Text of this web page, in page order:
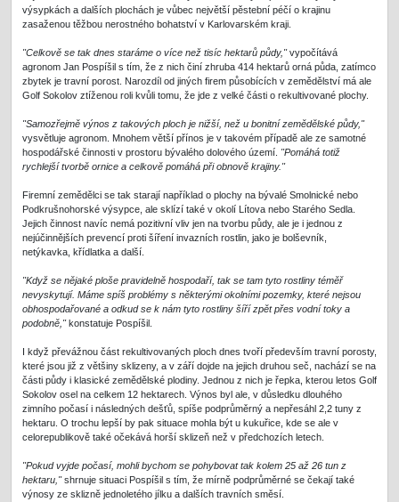
výsypkách a dalších plochách je vůbec největší pěstební péčí o krajinu
zasaženou těžbou nerostného bohatství v Karlovarském kraji.
"Celkově se tak dnes staráme o více než tisíc hektarů půdy,"vypočítává
agronom Jan Pospíšil s tím, že z nich činí zhruba 414 hektarů orná půda, zatímco
zbytek je travní porost. Narozdíl od jiných firem působících v zemědělství má ale
Golf Sokolov ztíženou roli kvůli tomu, že jde z velké části o rekultivované plochy.
"Samozřejmě výnos z takových ploch je nižší, než u bonitní zemědělské půdy,"
vysvětluje agronom. Mnohem větší přínos je v takovém případě ale ze samotné
hospodářské činnosti v prostoru bývalého dolového území. "Pomáhá totiž
rychlejší tvorbě ornice a celkově pomáhá při obnově krajiny."
Firemní zemědělci se tak starají například o plochy na bývalé Smolnické nebo
Podkrušnohorské výsypce, ale sklízí také v okolí Lítova nebo Starého Sedla.
Jejich činnost navíc nemá pozitivní vliv jen na tvorbu půdy, ale je i jednou z
nejúčinnějších prevencí proti šíření invazních rostlin, jako je bolševník,
netýkavka, křídlatka a další.
"Když se nějaké ploše pravidelně hospodaří, tak se tam tyto rostliny téměř
nevyskytují. Máme spíš problémy s některými okolními pozemky, které nejsou
obhospodařované a odkud se k nám tyto rostliny šíří zpět přes vodní toky a
podobně,"konstatuje Pospíšil.
I když převážnou část rekultivovaných ploch dnes tvoří především travní porosty,
které jsou již z většiny sklizeny, a v září dojde na jejich druhou seč, nachází se na
části půdy i klasické zemědělské plodiny. Jednou z nich je řepka, kterou letos Golf
Sokolov osel na celkem 12 hektarech. Výnos byl ale, v důsledku dlouhého
zimního počasí i následných dešťů, spíše podprůměrný a nepřesáhl 2,2 tuny z
hektaru. O trochu lepší by pak situace mohla být u kukuřice, kde se ale v
celorepublikově také očekává horší sklizeň než v předchozích letech.
"Pokud vyjde počasí, mohli bychom se pohybovat tak kolem 25 až 26 tun z
hektaru,"shrnuje situaci Pospíšil s tím, že mírně podprůměrné se čekají také
výnosy ze sklizně jednoletého jílku a dalších travních směsí.